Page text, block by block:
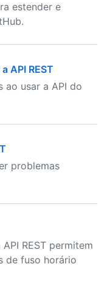
estender e
API REST
ao usar a API do
problemas
REST permitem
de fuso horário